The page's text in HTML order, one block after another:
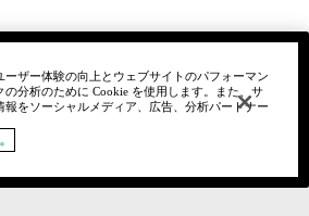
ーザー体験の向上とウェブサイトのパフォーマン
の分析のために Cookie を使用します。また、サ
報をソーシャルメディア、広告、分析パートナー